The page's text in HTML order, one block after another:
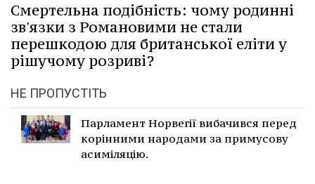
Смертельна подібність: чому родинні
зв'язки з Романовими не стали
перешкодою для британської еліти у
рішучому розриві?
НЕ ПРОПУСТІТЬ
Парламент Норвегії вибачився перед
корінними народами за примусову
асиміляцію.